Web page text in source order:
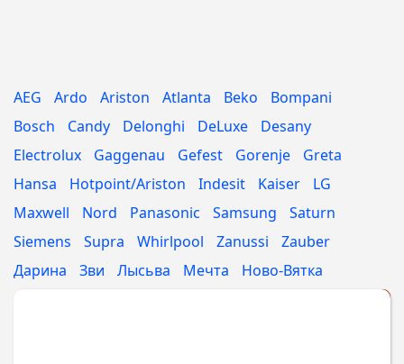
AEG Ardo Ariston Atlanta Beko
Bompani
Bosch
Candy Delonghi DeLuxe
Desany
Electrolux
Gaggenau Gefest Gorenje
Greta
Hansa
Hotpoint/Ariston Indesit Kaiser
LG
Maxwell
Nord Panasonic Samsung
Saturn
Siemens
Supra Whirlpool Zanussi
Zauber
Дарина
Зви Лысьва Мечта Ново-Вятка